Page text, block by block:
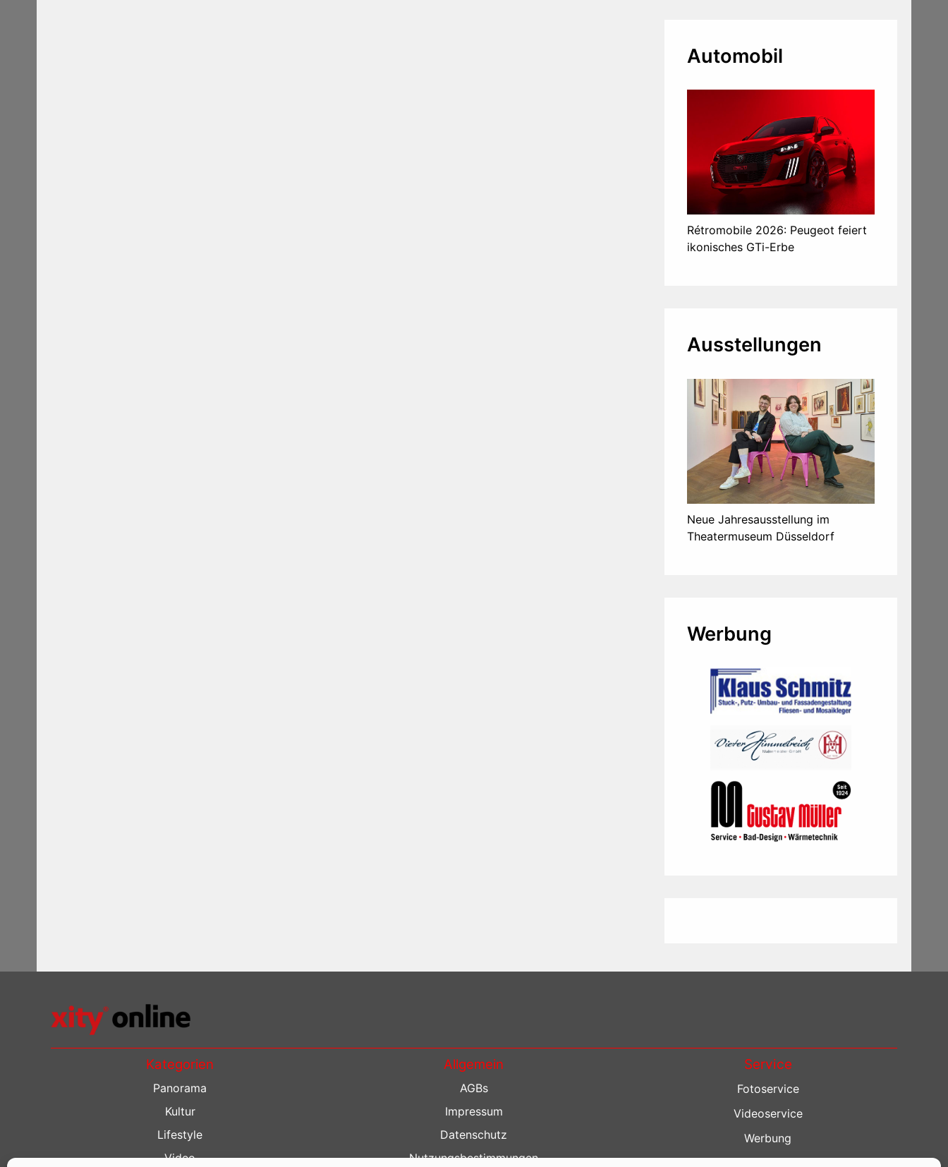
Automobil
Rétromobile 2026: Peugeot feiert
ikonisches GTi-Erbe
Ausstellungen
Neue Jahresausstellung im
Theatermuseum Düsseldorf
Werbung
Kategorien
Panorama
Kultur
Lifestyle
Video
Allgemein
AGBs
Impressum
Datenschutz
Nutzungsbestimmungen
Service
Fotoservice
Videoservice
Werbung